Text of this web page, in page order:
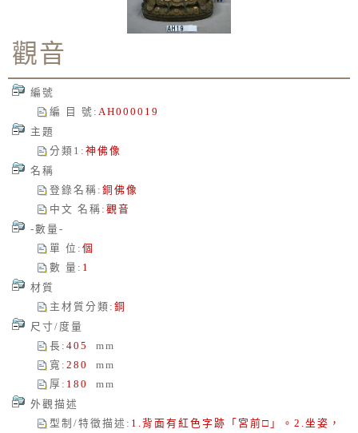
觀音
編號
編 目 號 : AH000019
主題
分類1 : 神佛像
名稱
登錄名稱 : 銅佛像
中文 名稱 : 觀音
-數量-
單 位 : 個
數 量 : 1
材質
主材質分類 : 銅
尺寸/度量
長 : 405
mm
寬 : 280
mm
厚 : 180
mm
外觀描述
型制/特徵描述 : 1.背面有紅色字跡「宮前□」。2.坐姿，